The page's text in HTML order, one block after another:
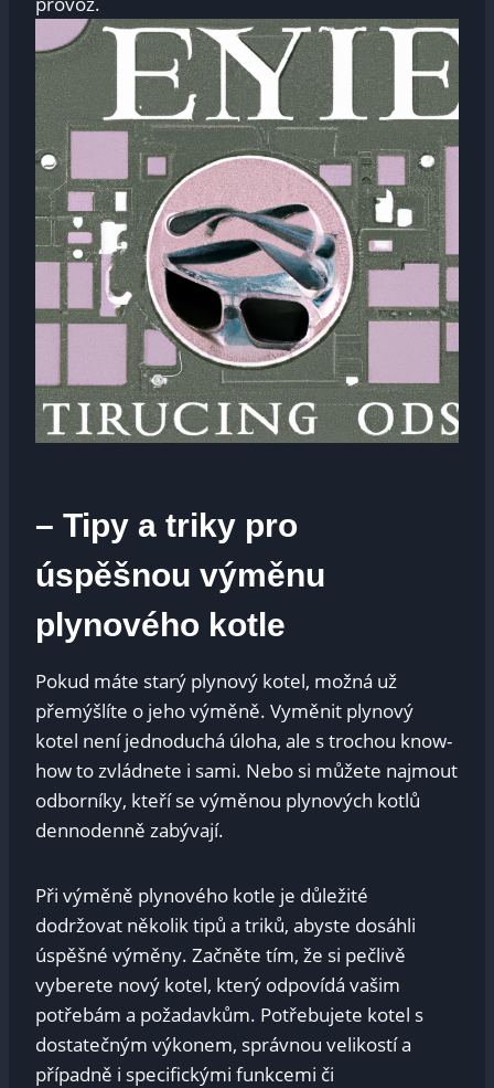
– Tipy a triky pro
úspěšnou výměnu
plynového kotle
Pokud máte starý plynový kotel, možná už
přemýšlíte o jeho výměně. Vyměnit plynový
kotel není jednoduchá úloha, ale s trochou know-
how to zvládnete i sami. Nebo si můžete najmout
odborníky, kteří se výměnou plynových kotlů
dennodenně zabývají.
Při výměně plynového kotle je důležité
dodržovat několik tipů a triků, abyste dosáhli
úspěšné výměny. Začněte tím, že si pečlivě
vyberete nový kotel, který odpovídá vašim
potřebám a požadavkům. Potřebujete kotel s
dostatečným výkonem, správnou velikostí a
případně i specifickými funkcemi či